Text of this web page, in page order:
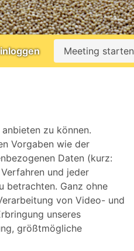
Meeting starten
zu können.
Vorgaben wie der
Daten (kurz:
und jeder
betrachten. Ganz ohne
von Video- und
unseres
größtmögliche